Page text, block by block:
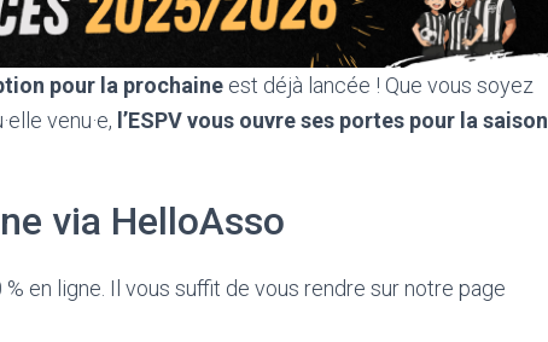
pour la prochaine est déjà lancée ! Que vous soyez
venu·e, l’ESPV vous ouvre ses portes pour la saison
via HelloAsso
en ligne. Il vous suffit de vous rendre sur notre page